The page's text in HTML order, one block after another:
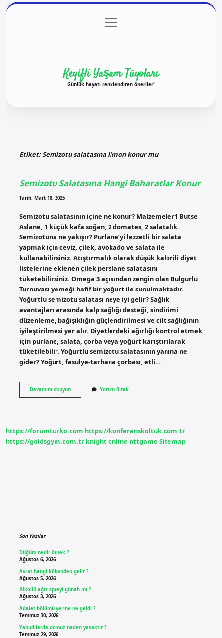
Gizlilik Politikası
menüyü
aç
Keyifli Yaşam Tüyoları
Günlük hayatı renklendiren öneriler!
Etiket:Semizotu salatasına limon konur mu
Semizotu Salatasına Hangi Baharatlar Konur
Tarih: Mart 18, 2025
Semizotu salatasının içine ne konur? Malzemeler1 Butse
Aslane, 1 küçük kafa soğan, 2 domates, 2 salatalık.
Semizotuna ne yakışır? Purlane’yi lezzetli bir salata
yapmak için ceviz, çilek, avokado ve salata ile
kullanabilirsiniz. Atıştırmalık olarak düşük kalorili diyet
listelerine eklenen çilek perslane salatasını
tüketebilirsiniz. Omega 3 açısından zengin olan Bulgurlu
Turnuvası yemeği hafif bir yoğurt ile sunulmaktadır.
Yoğurtlu semizotu salatası neye iyi gelir? Sağlık
avantajları arasında kalp sağlığı desteği, sindirimi
düzenleme, bağışıklığın güçlendirilmesi ve cilt sağlığının
iyileştirilmesi yer alır. Diyetlerdeki ağırlığı kontrol etmek
için purlane, salata, çorba veya yoğurt karıştırılarak
tüketilebilir. Yoğurtlu semizotu salatasının yanına ne
gider? Yoğurt, fasulye-tarhana çorbası, etli…
Devamını okuyunSemizotu
Salatasına
Yorum Bırak
https://forumturko.com https://konferanskoltuk.com.tr
https://goldsgym.com.tr knight online nttgame Sitemap
Son Yazılar
Düğüm nedir örnek ?
Ağustos 6, 2026
Avrat hangi kökenden gelir ?
Ağustos 5, 2026
Alkollü ağız spreyi günah mı ?
Ağustos 3, 2026
Adalet bölümü yerine ne geldi ?
Temmuz 30, 2026
Yahudilerde domuz neden yasaktır ?
Temmuz 29, 2026